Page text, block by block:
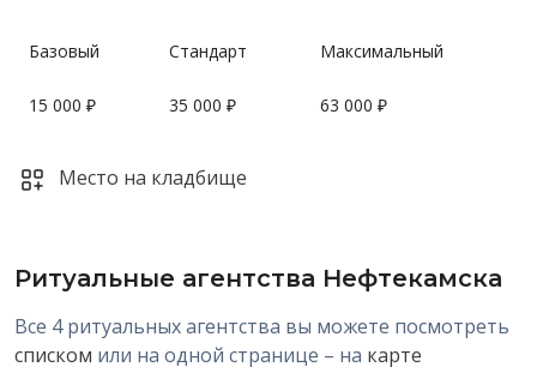
Базовый Стандарт Максимальный
15 000 ₽ 35 000 ₽ 63 000 ₽
Место на кладбище
Ритуальные агентства Нефтекамска
Все 4 ритуальных агентства вы можете посмотреть
списком или на одной странице – на карте